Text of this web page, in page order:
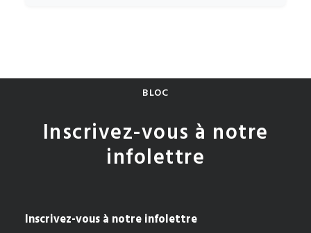
BLOC
Inscrivez-vous à notre
infolettre